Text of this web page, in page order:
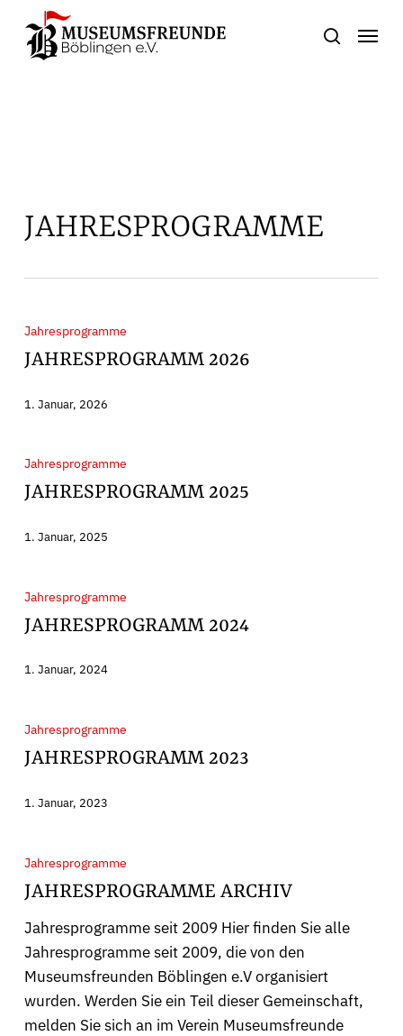
main
search
Menu
JAHRESPROGRAMME
Jahresprogramm
2026
Jahresprogramme
JAHRESPROGRAMM 2026
1. Januar, 2026
Jahresprogramm
2025
Jahresprogramme
JAHRESPROGRAMM 2025
1. Januar, 2025
Jahresprogramm
2024
Jahresprogramme
JAHRESPROGRAMM 2024
1. Januar, 2024
Jahresprogramm
2023
Jahresprogramme
JAHRESPROGRAMM 2023
1. Januar, 2023
Jahresprogramme
Archiv
Jahresprogramme
JAHRESPROGRAMME ARCHIV
Jahresprogramme seit 2009 Hier finden Sie alle
Jahresprogramme seit 2009, die von den
Museumsfreunden Böblingen e.V organisiert
wurden. Werden Sie ein Teil dieser Gemeinschaft,
melden Sie sich an im Verein Museumsfreunde
PROGRAMME ARCHIV